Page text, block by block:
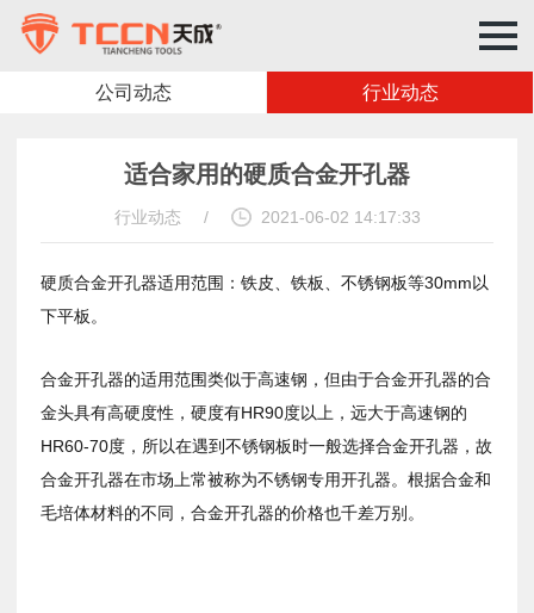
公司动态 行业动态
适合家用的硬质合金开孔器
行业动态 / 2021-06-02 14:17:33
硬质合金开孔器适用范围：铁皮、铁板、不锈钢板等30mm以
下平板。
合金开孔器的适用范围类似于高速钢，但由于合金开孔器的合
金头具有高硬度性，硬度有HR90度以上，远大于高速钢的
HR60-70度，所以在遇到不锈钢板时一般选择合金开孔器，故
合金开孔器在市场上常被称为不锈钢专用开孔器。根据合金和
毛培体材料的不同，合金开孔器的价格也千差万别。